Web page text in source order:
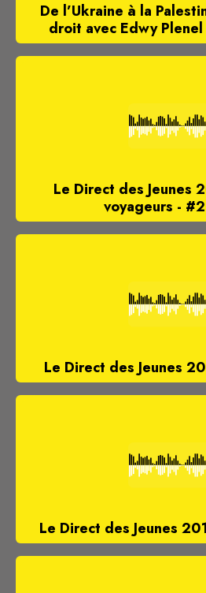
De l’Ukraine à la
droit avec Edwy Plenel
Le Direct des Jeunes
voyageurs -
Le Direct des Jeunes
Le Direct des Jeunes